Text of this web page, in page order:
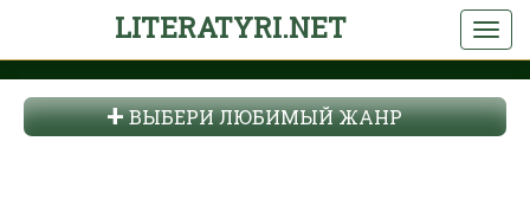
LITERATYRI.NET
ВЫБЕРИ ЛЮБИМЫЙ ЖАНР